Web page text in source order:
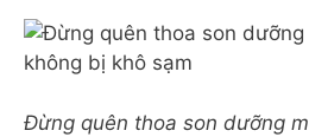
Đừng quên thoa son dưỡng